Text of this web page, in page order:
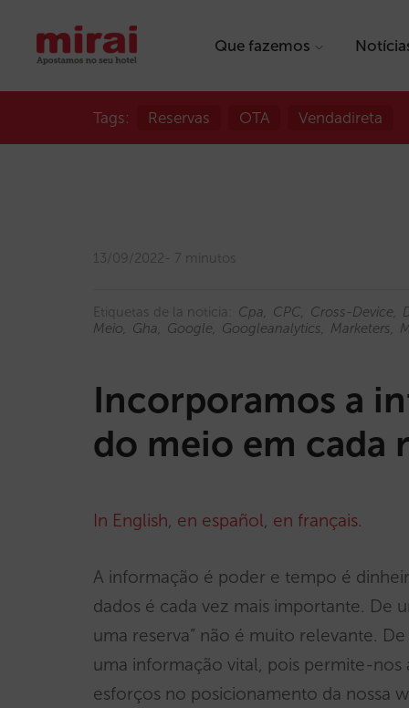
Que fazemos
Tags: Reservas OTA Vendadireta
13/09/2022 7 minutos
Etiquetas de la noticia: Cpa CPC Cross-Device
Meio
Gha Google Googleanalytics Marketers
Incorporamos a
do meio em cada
In English, en español, en français.
A informação é poder e tempo é
dados é cada vez mais importante. De
uma reserva” não é muito relevante.
uma informação vital, pois permite-
esforços no posicionamento da nossa